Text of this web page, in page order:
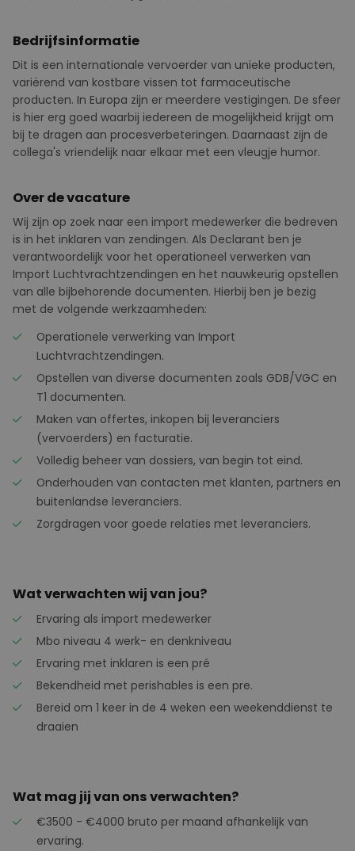
Bedrijfsinformatie
Dit is een internationale vervoerder van unieke producten,
variërend van kostbare vissen tot farmaceutische
producten. In Europa zijn er meerdere vestigingen. De sfeer
is hier erg goed waarbij iedereen de mogelijkheid krijgt om
bij te dragen aan procesverbeteringen. Daarnaast zijn de
collega's vriendelijk naar elkaar met een vleugje humor.
Over de vacature
Wij zijn op zoek naar een import medewerker die bedreven
is in het inklaren van zendingen. Als Declarant ben je
verantwoordelijk voor het operationeel verwerken van
Import Luchtvrachtzendingen en het nauwkeurig opstellen
van alle bijbehorende documenten. Hierbij ben je bezig
met de volgende werkzaamheden:
Operationele verwerking van Import
Luchtvrachtzendingen.
Opstellen van diverse documenten zoals GDB/VGC en
T1 documenten.
Maken van offertes, inkopen bij leveranciers
(vervoerders) en facturatie.
Volledig beheer van dossiers, van begin tot eind.
Onderhouden van contacten met klanten, partners en
buitenlandse leveranciers.
Zorgdragen voor goede relaties met leveranciers.
Wat verwachten wij van jou?
Ervaring als import medewerker
Mbo niveau 4 werk- en denkniveau
Ervaring met inklaren is een pré
Bekendheid met perishables is een pre.
Bereid om 1 keer in de 4 weken een weekenddienst te
draaien
Wat mag jij van ons verwachten?
€3500 - €4000 bruto per maand afhankelijk van
ervaring.